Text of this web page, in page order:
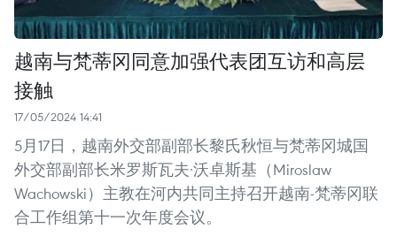
越南与梵蒂冈同意加强代表团互访和高层
接触
17/05/2024 14:41
5月17日，越南外交部副部长黎氏秋恒与梵蒂冈城国
外交部副部长米罗斯瓦夫·沃卓斯基（Miroslaw
Wachowski）主教在河内共同主持召开越南-梵蒂冈联
合工作组第十一次年度会议。